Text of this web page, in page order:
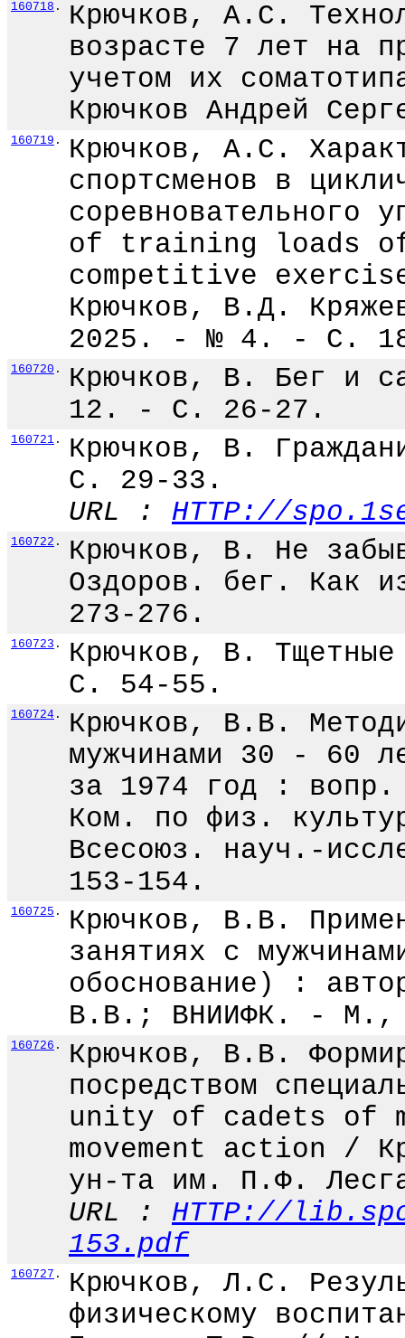
160718 .
Крючков, А.С.
возрасте 7 лет на
учетом их
Крючков Андрей
160719 .
Крючков, А.С.
спортсменов в
of training loads
competitive
Крючков, В.Д.
2025. - № 4. - С.
160720 .
Крючков, В. Бег и
12. - С. 26-27.
160721 .
Крючков, В.
С. 29-33.
URL : HTTP://
160722 .
Крючков, В. Не
Оздоров. бег. Как
273-276.
160723 .
Крючков, В.
С. 54-55.
160724 .
Крючков, В.В.
мужчинами 30 - 60
за 1974 год : вопр.
Ком. по физ.
Всесоюз. науч.-
153-154.
160725 .
Крючков, В.В.
занятиях с
обоснование) :
В.В.; ВНИИФК. - М.,
160726 .
Крючков, В.В.
посредством
unity of cadets of
movement action /
ун-та им. П.Ф.
URL : HTTP://
153.pdf
160727 .
Крючков, Л.С.
физическому